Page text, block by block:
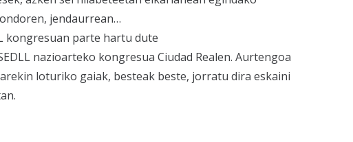
jendaurrean…
kongresuan parte hartu dute
nazioarteko kongresua Ciudad Realen. Aurtengoa
loturiko gaiak, besteak beste, jorratu dira eskaini